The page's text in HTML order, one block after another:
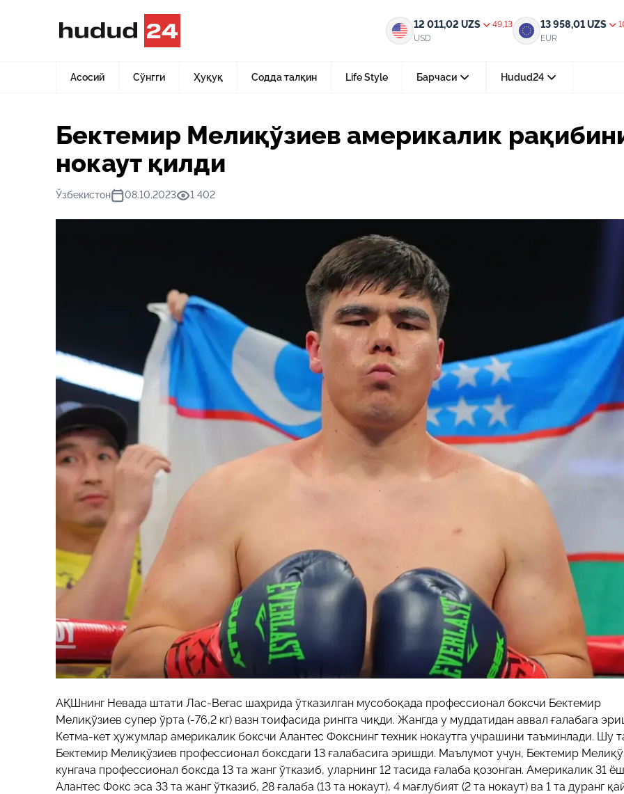
12 011,02 UZS
49,13
USD
13 958,01UZS
EUR
Асосий Сўнгги Ҳуқуқ Содда талқин Life Style Барчаси Hudud24
05-август 2026, 04:36
Халқ билан очиқ мулоқот —
манфаатларига хизмат қилувчи
давлат бошқарувининг муҳим
25-июн 2026, 11:04
Электрон обуна: ҳуқуқий
тез ва қулай йўл
23-июн 2026, 10:05
Хусусий боғчада 5 ой ишлаб
чиқиш мумкинми?
Янгиликлар Бектемир Мелиқўзиев америкалик рақибини нокаут қилди
Бектемир Мелиқўзиев америкалик
нокаут қилди
Ўзбекистон 08.10.2023 1 402
АҚШнинг Невада штати Лас-Вегас шаҳрида ўтказилган мусобоқада профессионал боксчи Бектемир
Мелиқўзиев супер ўрта (-76,2 кг) вазн тоифасида рингга чиқди. Жангда у муддатидан аввал ғалабага
Кетма-кет ҳужумлар америкалик боксчи Алантес Фокснинг техник нокаутга учрашини таъминлади. Шу
Бектемир Мелиқўзиев профессионал боксдаги 13 ғалабасига эришди. Маълумот учун, Бектемир
кунгача профессионал боксда 13 та жанг ўтказиб, уларнинг 12 тасида ғалаба қозонган. Америкалик 31
Алантес Фокс эса 33 та жанг ўтказиб, 28 ғалаба (13 та нокаут), 4 мағлубият (2 та нокаут) ва 1 та дуранг